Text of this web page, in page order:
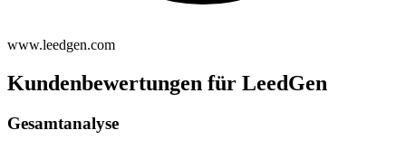
www.leedgen.com
Kundenbewertungen für LeedGen
Gesamtanalyse